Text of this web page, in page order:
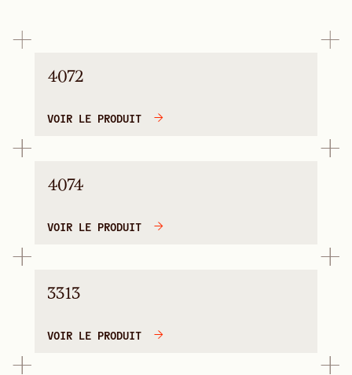
4072
VOIR LE PRODUIT
4074
VOIR LE PRODUIT
3313
VOIR LE PRODUIT